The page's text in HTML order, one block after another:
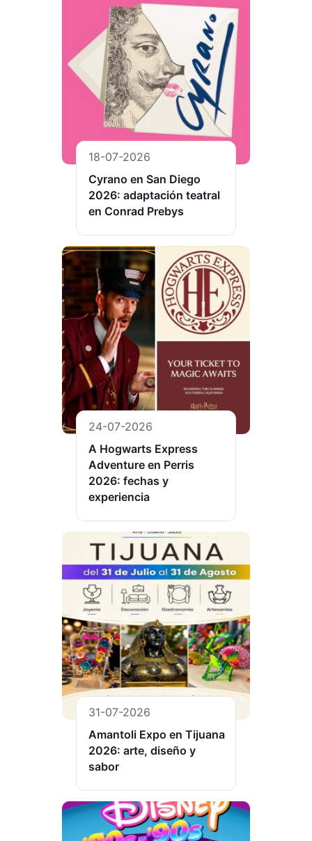
18-07-2026
Cyrano en San Diego
2026: adaptación teatral
en Conrad Prebys
24-07-2026
A Hogwarts Express
Adventure en Perris
2026: fechas y
experiencia
31-07-2026
Amantoli Expo en Tijuana
2026: arte, diseño y
sabor